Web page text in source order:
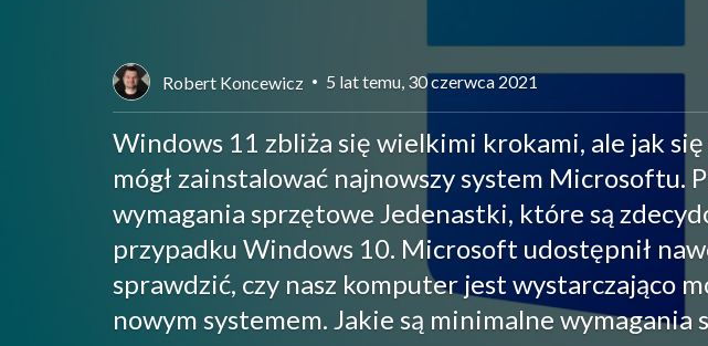
Robert Koncewicz 5 lat temu, 30 czerwca 2021
Windows 11 zbliża się wielkimi krokami, ale jak
mógł zainstalować najnowszy system Microsoftu.
wymagania sprzętowe Jedenastki, które są
przypadku Windows 10. Microsoft udostępnił
sprawdzić, czy nasz komputer jest wystarczająco
nowym systemem. Jakie są minimalne